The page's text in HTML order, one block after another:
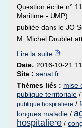
Question écrite n°
Maritime - UMP)
publiée dans le JO
M. Michel Doublet
Lire la suite
Date: 2016-10-21
Site : senat.fr
Thèmes liés : mise
publique territoriale /
publique hospitaliere /
longues maladie /
hospitaliere /